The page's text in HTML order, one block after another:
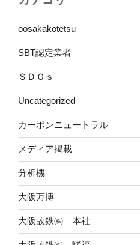
oosakakotetsu
SBT認定業者
ＳＤＧｓ
Uncategorized
カーボンニュートラル
メディア掲載
分析機
大阪万博
大阪故鉄㈱ 本社